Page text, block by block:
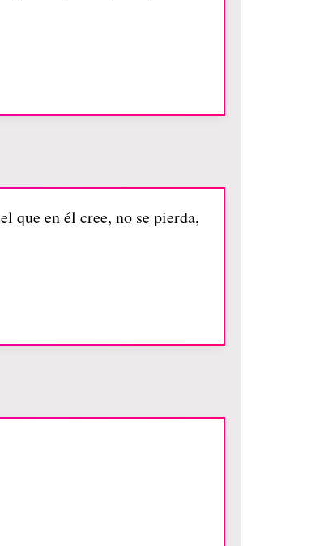
que en él cree, no se pierda,